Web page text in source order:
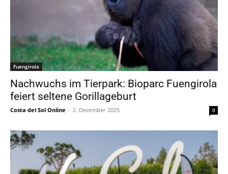
Fuengirola
Nachwuchs im Tierpark: Bioparc Fuengirola
feiert seltene Gorillageburt
Costa del Sol Online - 2. Dezember 2025 0